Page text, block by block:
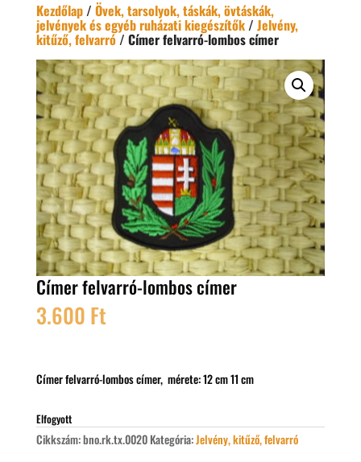
Kezdőlap/ Övek, tarsolyok, táskák, övtáskák,
jelvények és egyéb ruházati kiegészítők/ Jelvény,
kitűző, felvarró/ Címer felvarró-lombos címer
Címer felvarró-lombos címer
3.600 Ft
Címer felvarró-lombos címer, mérete: 12 cm 11 cm
Elfogyott
Cikkszám:bno.rk.tx.0020 Kategória:Jelvény, kitűző, felvarró